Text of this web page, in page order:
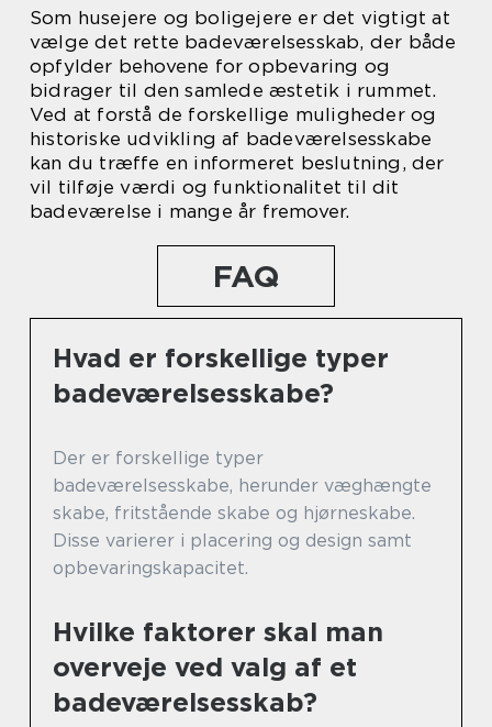
Som husejere og boligejere er det vigtigt at
vælge det rette badeværelsesskab, der både
opfylder behovene for opbevaring og
bidrager til den samlede æstetik i rummet.
Ved at forstå de forskellige muligheder og
historiske udvikling af badeværelsesskabe
kan du træffe en informeret beslutning, der
vil tilføje værdi og funktionalitet til dit
badeværelse i mange år fremover.
FAQ
Hvad er forskellige typer
badeværelsesskabe?
Der er forskellige typer
badeværelsesskabe, herunder væghængte
skabe, fritstående skabe og hjørneskabe.
Disse varierer i placering og design samt
opbevaringskapacitet.
Hvilke faktorer skal man
overveje ved valg af et
badeværelsesskab?